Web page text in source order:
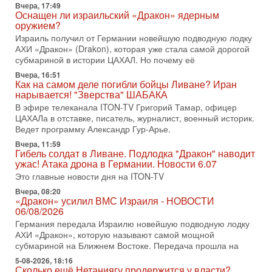
Недавний визит премьер-министра Израиля Биньямина
Нетаньяху в США и его встреча с Дональдом Трампом
оставили больше вопросов, чем ответов. Полная
31-07-2026, 15:18
Иран готовит покушение на Нетаниягу! Трамп не
хочет эскалации, но КСИР готовит взрыв!
В эфире телеканала ITON-TV СЕРГЕЙ МИГДАЛЬ, эксперт
по вопросам безопасности, офицер запаса
Международного управления полиции Израиля, автор
31-07-2026, 09:02
Битва за разоружение ХАМАСа - НОВОСТИ
31/07/2026
Сегодня президент США Дональд Трамп заявил о
достижении исторического соглашения о полном
разоружении ХАМАСа и других вооруженных группировок в
30-07-2026, 17:59
Иран доведет Трампа до крайних мер? Разбор и
оценка от военного обозревателя Давида Шарпа
Ситуация вокруг противостояния Ирана и США накаляется
с каждым днем. Почему Трамп в самый последний момент
отменил решение о нанесении тяжелых ударов
30-07-2026, 16:54
Вчера, 17:49
Оснащен ли израильский «Дракон» ядерным
оружием?
Израиль получил от Германии новейшую подводную лодку
АХИ «Дракон» (Drakon), которая уже стала самой дорогой
субмариной в истории ЦАХАЛ. Но почему её
Вчера, 16:51
Как на самом деле погибли бойцы Ливане? Иран
нарывается! "Зверства" ШАБАКА
В эфире телеканала ITON-TV Григорий Тамар, офицер
ЦАХАЛа в отставке, писатель, журналист, военный историк.
Ведет программу Александр Гур-Арье.
Вчера, 11:59
Гибель солдат в Ливане. Подлодка "Дракон" наводит
ужас! Атака дрона в Германии. Новости 6.07
Это главные новости дня на ITON-TV
Вчера, 08:20
«Дракон» усилил ВМС Израиля - НОВОСТИ
06/08/2026
Германия передала Израилю новейшую подводную лодку
АХИ «Дракон», которую называют самой мощной
субмариной на Ближнем Востоке. Передача прошла на
5-08-2026, 18:16